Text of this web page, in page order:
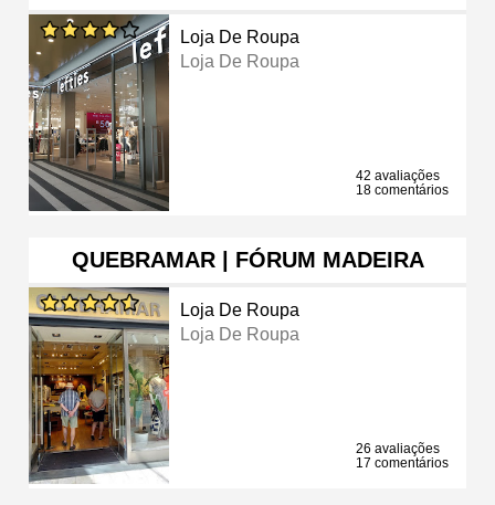
Loja De Roupa
Loja De Roupa
42 avaliações
18 comentários
QUEBRAMAR | FÓRUM MADEIRA
Loja De Roupa
Loja De Roupa
26 avaliações
17 comentários